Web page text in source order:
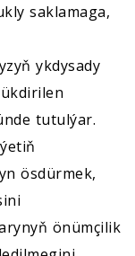
saklamaga,
ykdysady
tutulýar.
ösdürmek,
önümçilik